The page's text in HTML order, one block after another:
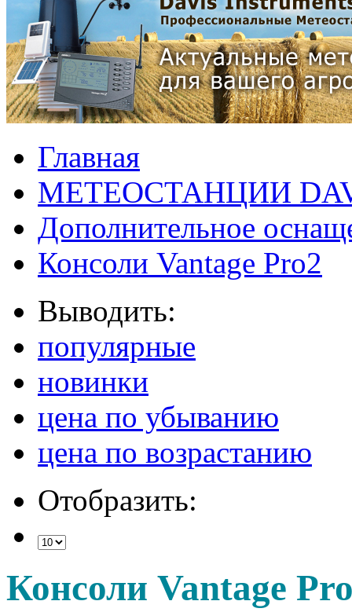
Главная
МЕТЕОСТАНЦИИ
Дополнительное
Консоли Vantage Pro2
Выводить:
популярные
новинки
цена по убыванию
цена по возрастанию
Отобразить:
Консоли Vantage